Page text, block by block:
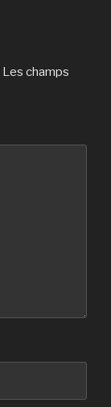
Les champs